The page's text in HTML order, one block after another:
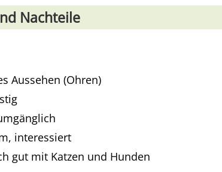
Nachteile
Aussehen (Ohren)
interessiert
gut mit Katzen und Hunden